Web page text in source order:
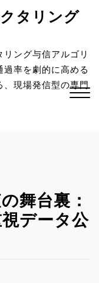
タリング
ング与信アルゴリ
率を劇的に高める
、現場発信型の専門
舞台裏：
データ公